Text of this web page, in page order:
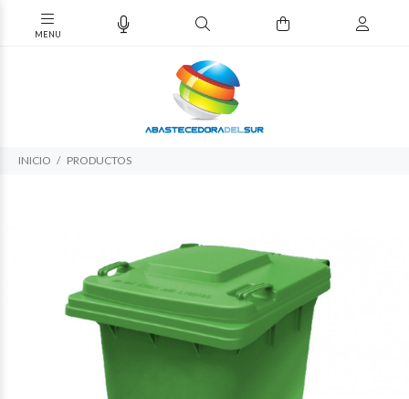
INICIO PRODUCTOS